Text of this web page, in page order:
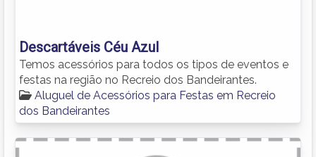
Descartáveis Céu Azul
Temos acessórios para todos os tipos de eventos e
festas na região no Recreio dos Bandeirantes.
Aluguel de Acessórios para Festas em Recreio
dos Bandeirantes